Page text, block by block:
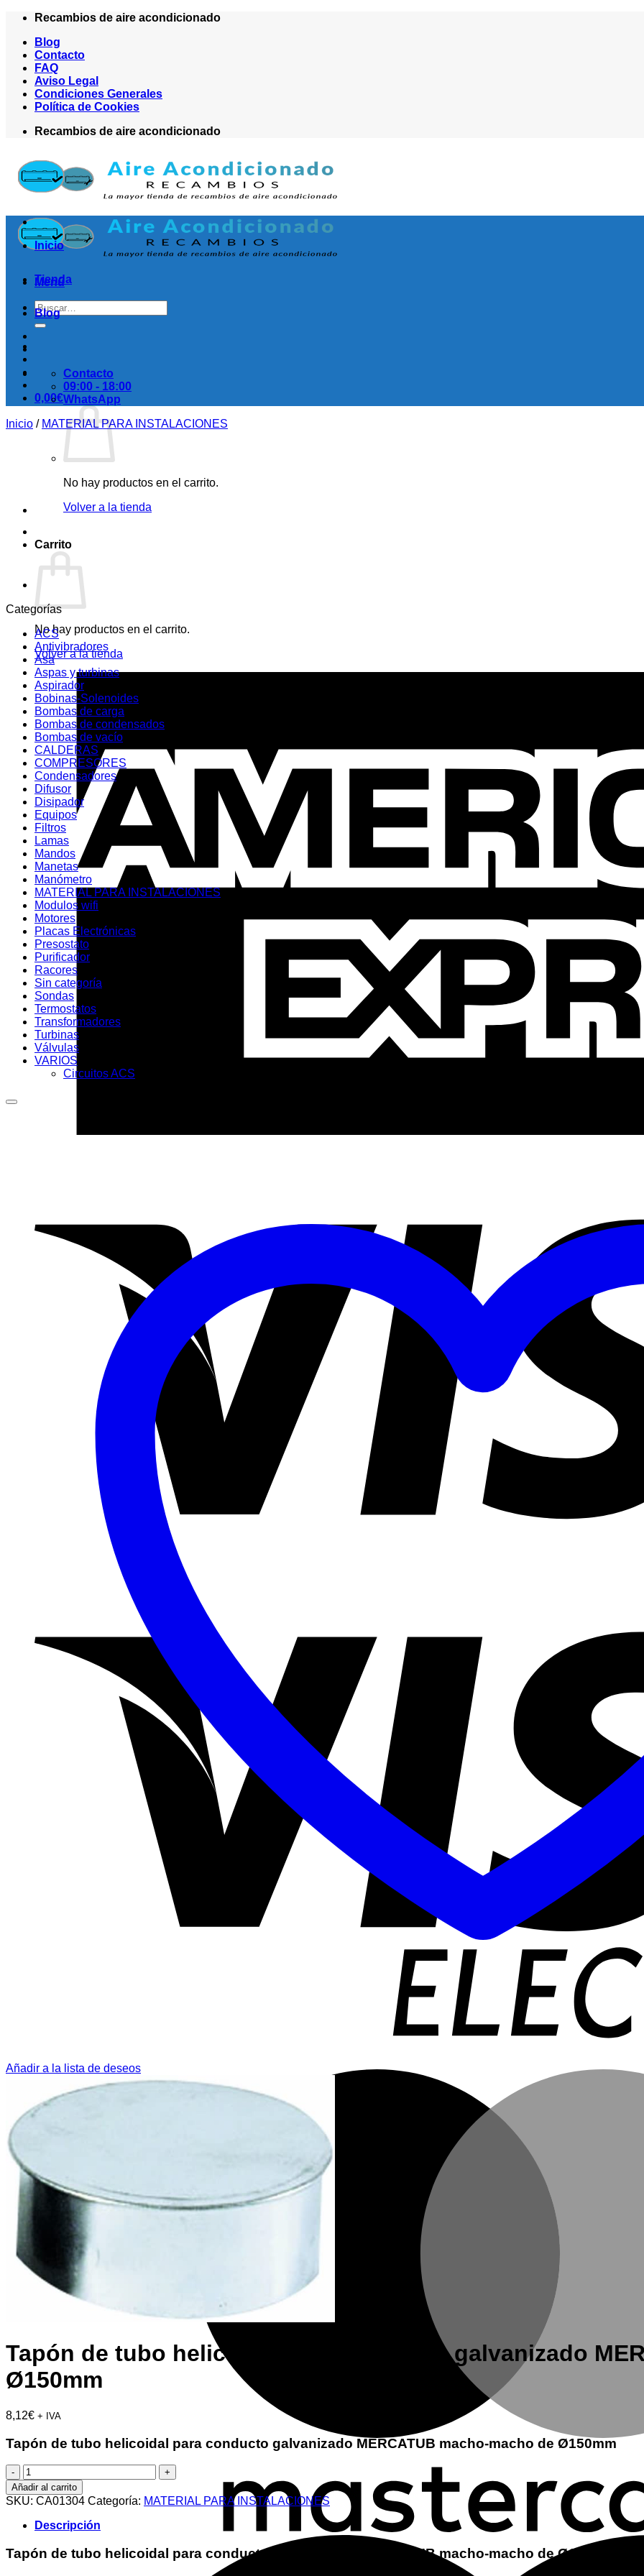
Saltar
contenido
Recambios de aire acondicionado
Blog
Contacto
FAQ
Aviso Legal
Condiciones Generales
Política de Cookies
Recambios de aire acondicionado
Menú
Buscar
por:
0,00€
No hay productos en el carrito.
Volver a la tienda
Carrito
No hay productos en el carrito.
Volver a la tienda
Inicio
Tienda
Blog
Contacto
09:00 - 18:00
WhatsApp
Inicio / MATERIAL PARA INSTALACIONES
Categorías
ACS
Antivibradores
Asa
Aspas y turbinas
Aspirador
Bobinas-Solenoides
Bombas de carga
Bombas de condensados
Bombas de vacío
CALDERAS
COMPRESORES
Condensadores
Difusor
Disipador
Equipos
Filtros
Lamas
Mandos
Manetas
Manómetro
MATERIAL PARA INSTALACIONES
Modulos wifi
Motores
Placas Electrónicas
Presostato
Purificador
Racores
Sin categoría
Sondas
Termostatos
Transformadores
Turbinas
Válvulas
VARIOS
Circuitos ACS
Añadir a la lista de deseos
Tapón de tubo helicoidal para conducto galvanizado
Ø150mm
8,12€ + IVA
Tapón de tubo helicoidal para conducto galvanizado MERCATUB macho-macho de Ø150mm
Tapón
de
tubo
helicoidal
para
conducto
galvanizado
MERCATUB
Añadir al carrito
SKU: CA01304 Categoría: MATERIAL PARA INSTALACIONES
Descripción
Tapón de tubo helicoidal para conducto galvanizado MERCATUB macho-macho de Ø150mm